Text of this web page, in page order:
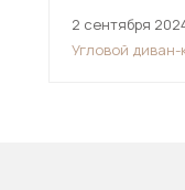
2 сентября
Угловой диван-